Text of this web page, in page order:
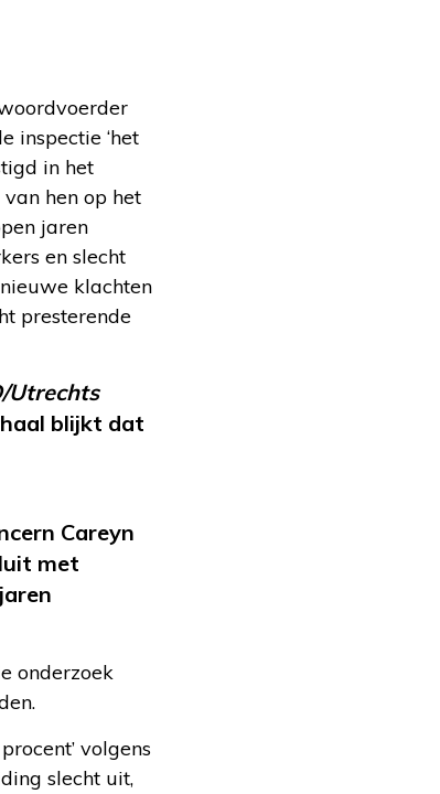
inspectie ‘het
in het
hen op het
jaren
en slecht
klachten
presterende
Utrechts
blijkt dat
Careyn
met
onderzoek
volgens
slecht uit,